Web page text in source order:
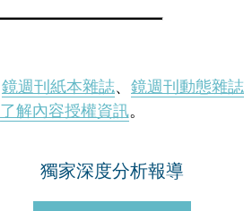
鏡週刊紙本雜誌、 鏡週刊動態雜誌
了解內容授權資訊。
獨家深度分析報導